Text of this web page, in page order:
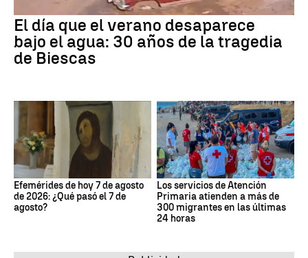
El día que el verano desaparece
bajo el agua: 30 años de la tragedia
de Biescas
Efemérides de hoy 7 de agosto
de 2026: ¿Qué pasó el 7 de
agosto?
Los servicios de Atención
Primaria atienden a más de
300 migrantes en las últimas
24 horas